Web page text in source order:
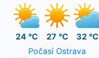
24 °C 27 °C
32 °C
Počasí Ostrava